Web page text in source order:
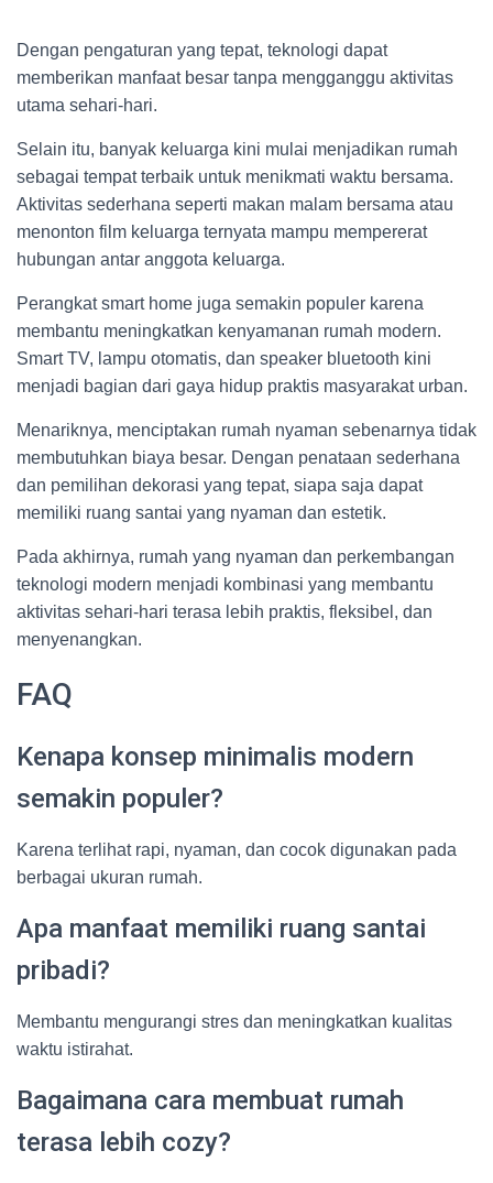
Dengan pengaturan yang tepat, teknologi dapat
memberikan manfaat besar tanpa mengganggu aktivitas
utama sehari-hari.
Selain itu, banyak keluarga kini mulai menjadikan rumah
sebagai tempat terbaik untuk menikmati waktu bersama.
Aktivitas sederhana seperti makan malam bersama atau
menonton film keluarga ternyata mampu mempererat
hubungan antar anggota keluarga.
Perangkat smart home juga semakin populer karena
membantu meningkatkan kenyamanan rumah modern.
Smart TV, lampu otomatis, dan speaker bluetooth kini
menjadi bagian dari gaya hidup praktis masyarakat urban.
Menariknya, menciptakan rumah nyaman sebenarnya tidak
membutuhkan biaya besar. Dengan penataan sederhana
dan pemilihan dekorasi yang tepat, siapa saja dapat
memiliki ruang santai yang nyaman dan estetik.
Pada akhirnya, rumah yang nyaman dan perkembangan
teknologi modern menjadi kombinasi yang membantu
aktivitas sehari-hari terasa lebih praktis, fleksibel, dan
menyenangkan.
FAQ
Kenapa konsep minimalis modern
semakin populer?
Karena terlihat rapi, nyaman, dan cocok digunakan pada
berbagai ukuran rumah.
Apa manfaat memiliki ruang santai
pribadi?
Membantu mengurangi stres dan meningkatkan kualitas
waktu istirahat.
Bagaimana cara membuat rumah
terasa lebih cozy?